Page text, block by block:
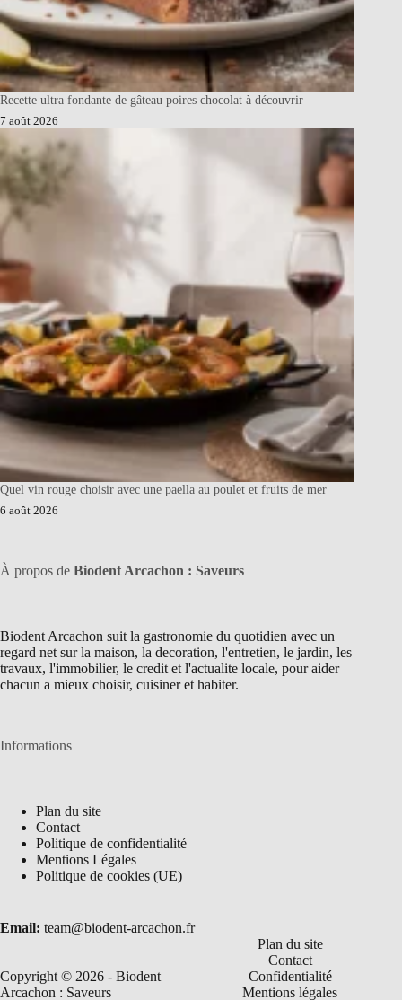
Recette ultra fondante de gâteau poires chocolat à découvrir
7 août 2026
Quel vin rouge choisir avec une paella au poulet et fruits de mer
6 août 2026
À propos de Biodent Arcachon : Saveurs
Biodent Arcachon suit la gastronomie du quotidien avec un
regard net sur la maison, la decoration, l'entretien, le jardin, les
travaux, l'immobilier, le credit et l'actualite locale, pour aider
chacun a mieux choisir, cuisiner et habiter.
Informations
Plan du site
Contact
Politique de confidentialité
Mentions Légales
Politique de cookies (UE)
Email: team@biodent-arcachon.fr
Copyright © 2026 - Biodent
Arcachon : Saveurs
Plan du site
Contact
Confidentialité
Mentions légales